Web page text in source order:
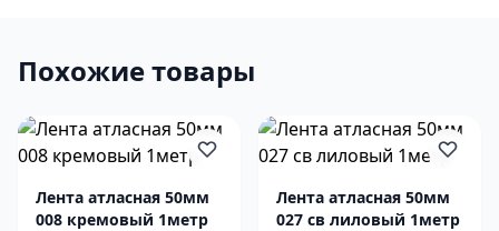
Похожие товары
Лента атласная 50мм
008 кремовый 1метр
Лента атласная 50мм
027 св лиловый 1метр